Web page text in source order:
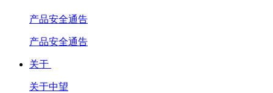
产品安全通告
产品安全通告
关于
关于中望